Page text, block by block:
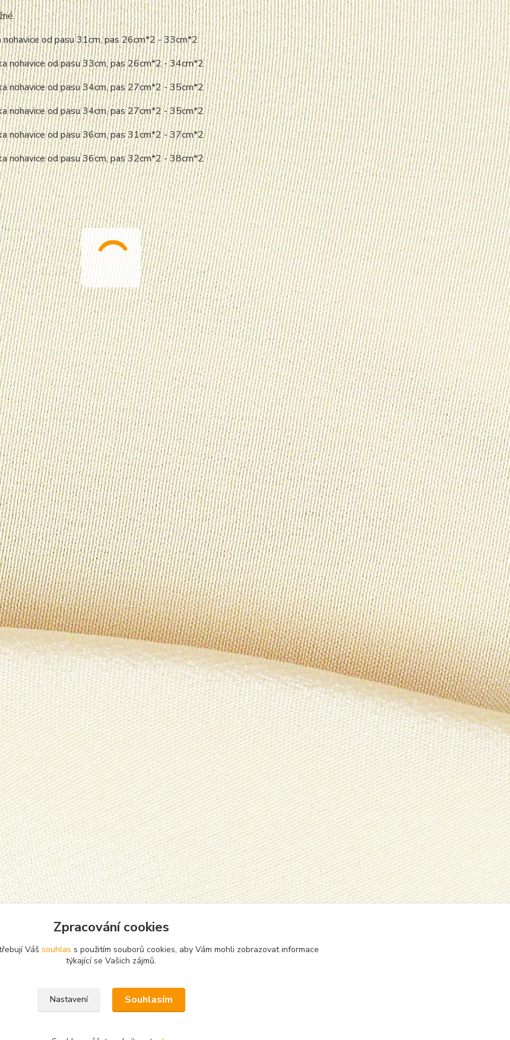
od pasu 31cm, pas 26cm*2 - 33cm*2
nohavice od pasu 33cm, pas 26cm*2 - 34cm*2
nohavice od pasu 34cm, pas 27cm*2 - 35cm*2
nohavice od pasu 34cm, pas 27cm*2 - 35cm*2
nohavice od pasu 36cm, pas 31cm*2 - 37cm*2
nohavice od pasu 36cm, pas 32cm*2 - 38cm*2
v kategoriích
Zpracování cookies
Váš souhlas s použitím souborů cookies, aby Vám mohli zobrazovat informace
týkající se Vašich zájmů.
Nastavení Souhlasím